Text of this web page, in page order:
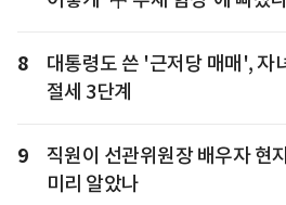
8
대통령도 쓴 '근저당 매매', 자
절세 3단계
9
직원이 선관위원장 배우자
미리 알았나